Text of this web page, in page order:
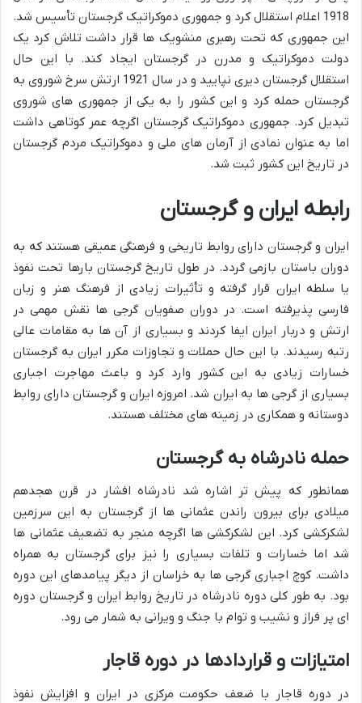
1918 اعلام استقلال کرد و جمهوری دموکراتیک گرجستان تأسیس شد.
این جمهوری که تحت رهبری منشویک ها قرار داشت تلاش کرد یک
دولت دموکراتیک و مدرن در گرجستان ایجاد کند. با این حال
استقلال گرجستان دیری نپایید و در سال 1921 ارتش سرخ شوروی به
گرجستان حمله کرد و این کشور را به یکی از جمهوری های شوروی
تبدیل کرد. جمهوری دموکراتیک گرجستان اگرچه عمر کوتاهی داشت
اما به عنوان نمادی از آرمان های ملی و دموکراتیک مردم گرجستان
در تاریخ این کشور ثبت شد.
رابطه ایران و گرجستان
ایران و گرجستان دارای روابط تاریخی و فرهنگی عمیقی هستند که به
دوران باستان بازمی گردد. در طول تاریخ گرجستان بارها تحت نفوذ
یا سلطه ایران قرار گرفته و تأثیرات زیادی از فرهنگ هنر و زبان
فارسی پذیرفته است. در دوران صفویان گرجی ها نقش مهمی در
ارتش و دربار ایران ایفا کردند و بسیاری از آن ها به مقامات عالی
رتبه رسیدند. با این حال حملات و تجاوزات مکرر ایران به گرجستان
خسارات زیادی به این کشور وارد کرد و باعث مهاجرت اجباری
بسیاری از گرجی ها به ایران شد. امروزه ایران و گرجستان دارای روابط
دوستانه و همکاری در زمینه های مختلف هستند.
حمله نادرشاه به گرجستان
همانطور که پیش تر اشاره شد نادرشاه افشار در قرن هجدهم
میلادی برای بیرون راندن عثمانی ها از گرجستان به این سرزمین
لشکرکشی کرد. این لشکرکشی ها اگرچه منجر به تضعیف عثمانی ها
شد اما خسارات و تلفات بسیاری را نیز برای گرجستان به همراه
داشت. کوچ اجباری گرجی ها به خراسان از دیگر پیامدهای این دوره
بود. به طور کلی دوره نادرشاه در تاریخ روابط ایران و گرجستان دوره
ای پر فراز و نشیب و توام با جنگ و ویرانی به شمار می رود.
امتیازات و قراردادها در دوره قاجار
در دوره قاجار با ضعف حکومت مرکزی در ایران و افزایش نفوذ